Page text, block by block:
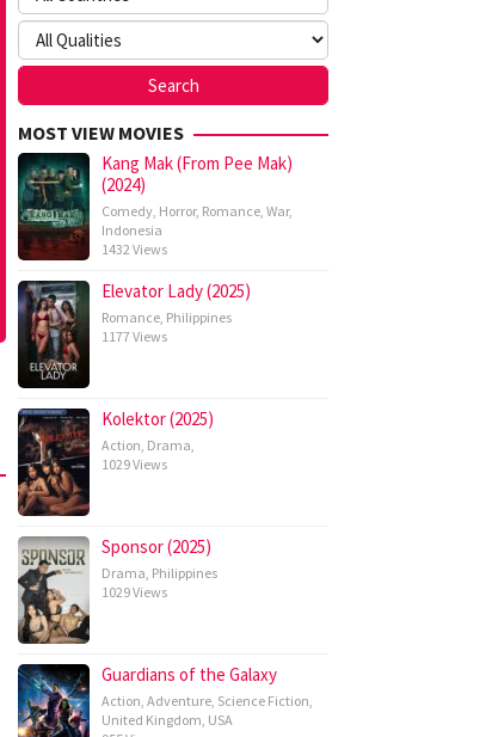
MOST VIEW MOVIES
Kang Mak (From Pee Mak)
(2024)
Comedy, Horror, Romance, War,
Indonesia
1432 Views
Elevator Lady (2025)
Romance, Philippines
1177 Views
Kolektor (2025)
Action, Drama,
1029 Views
Sponsor (2025)
Drama, Philippines
1029 Views
Guardians of the Galaxy
Action, Adventure, Science Fiction,
United Kingdom, USA